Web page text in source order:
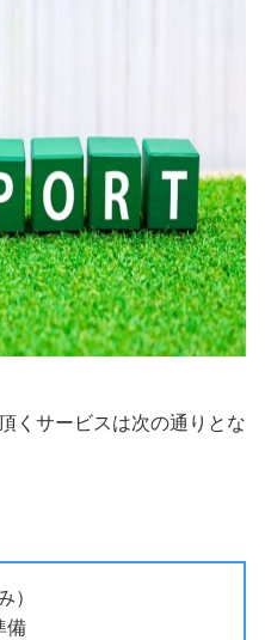
くサービスは次の通りとな
備